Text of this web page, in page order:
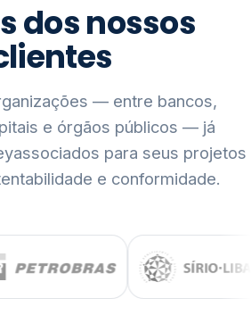
dos nossos
— entre bancos,
e órgãos públicos — já
para seus projetos
e conformidade.